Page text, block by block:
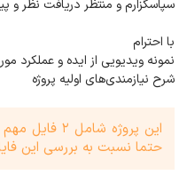
سپاسگزارم و منتظر دریافت نظر و
با احترام
نمونه ویدیویی از ایده و عملکرد
شرح نیازمندی‌های اولیه پروژه
این پروژه
حتما نسبت به بررسی این